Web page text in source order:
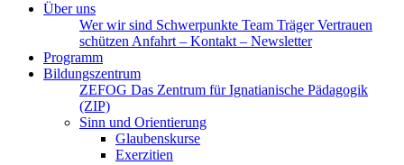
Über uns
Wer wir sind Schwerpunkte Team TrägerVertrauen
schützen Anfahrt – Kontakt – Newsletter
Programm
Bildungszentrum
ZEFOG Das Zentrum für Ignatianische Pädagogik
(ZIP)
Sinn und Orientierung
Glaubenskurse
Exerzitien